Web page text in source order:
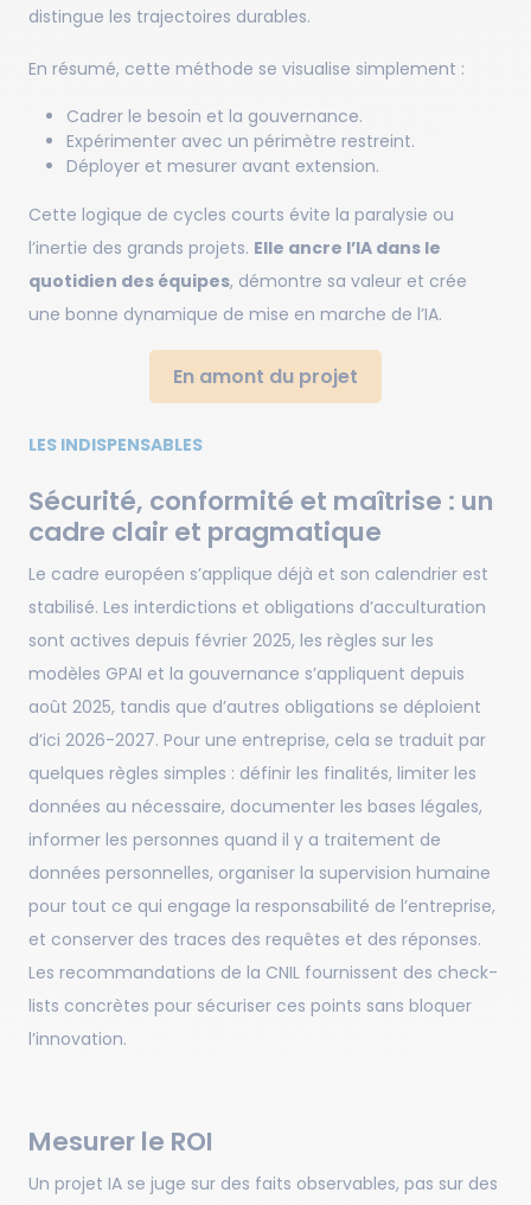
distingue les trajectoires durables.
En résumé, cette méthode se visualise simplement :
Cadrer le besoin et la gouvernance.
Expérimenter avec un périmètre restreint.
Déployer et mesurer avant extension.
Cette logique de cycles courts évite la paralysie ou
l’inertie des grands projets. Elle ancre l’IA dans le
quotidien des équipes, démontre sa valeur et crée
une bonne dynamique de mise en marche de l’IA.
En amont du projet
LES INDISPENSABLES
Sécurité, conformité et maîtrise : un
cadre clair et pragmatique
Le cadre européen s’applique déjà et son calendrier est
stabilisé. Les interdictions et obligations d’acculturation
sont actives depuis février 2025, les règles sur les
modèles GPAI et la gouvernance s’appliquent depuis
août 2025, tandis que d’autres obligations se déploient
d’ici 2026-2027. Pour une entreprise, cela se traduit par
quelques règles simples : définir les finalités, limiter les
données au nécessaire, documenter les bases légales,
informer les personnes quand il y a traitement de
données personnelles, organiser la supervision humaine
pour tout ce qui engage la responsabilité de l’entreprise,
et conserver des traces des requêtes et des réponses.
Les recommandations de la CNIL fournissent des check-
lists concrètes pour sécuriser ces points sans bloquer
l’innovation.
Mesurer le ROI
Un projet IA se juge sur des faits observables, pas sur des